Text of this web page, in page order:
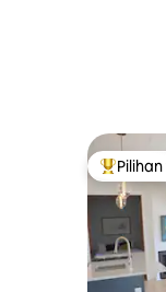
Pilihan